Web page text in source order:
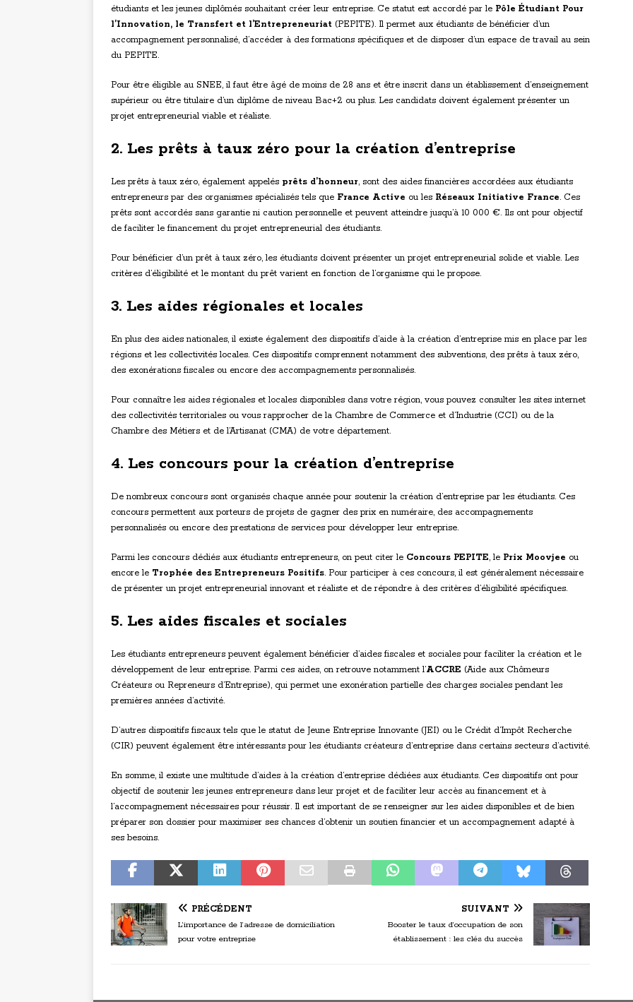
étudiants et les jeunes diplômés souhaitant créer leur entreprise. Ce statut est accordé par le Pôle Étudiant Pour
l’Innovation, le Transfert et l’Entrepreneuriat (PEPITE). Il permet aux étudiants de bénéficier d’un
accompagnement personnalisé, d’accéder à des formations spécifiques et de disposer d’un espace de travail au sein
du PEPITE.
Pour être éligible au SNEE, il faut être âgé de moins de 28 ans et être inscrit dans un établissement d’enseignement
supérieur ou être titulaire d’un diplôme de niveau Bac+2 ou plus. Les candidats doivent également présenter un
projet entrepreneurial viable et réaliste.
2. Les prêts à taux zéro pour la création d’entreprise
Les prêts à taux zéro, également appelés prêts d’honneur, sont des aides financières accordées aux étudiants
entrepreneurs par des organismes spécialisés tels que France Active ou les Réseaux Initiative France. Ces
prêts sont accordés sans garantie ni caution personnelle et peuvent atteindre jusqu’à 10 000 €. Ils ont pour objectif
de faciliter le financement du projet entrepreneurial des étudiants.
Pour bénéficier d’un prêt à taux zéro, les étudiants doivent présenter un projet entrepreneurial solide et viable. Les
critères d’éligibilité et le montant du prêt varient en fonction de l’organisme qui le propose.
3. Les aides régionales et locales
En plus des aides nationales, il existe également des dispositifs d’aide à la création d’entreprise mis en place par les
régions et les collectivités locales. Ces dispositifs comprennent notamment des subventions, des prêts à taux zéro,
des exonérations fiscales ou encore des accompagnements personnalisés.
Pour connaître les aides régionales et locales disponibles dans votre région, vous pouvez consulter les sites internet
des collectivités territoriales ou vous rapprocher de la Chambre de Commerce et d’Industrie (CCI) ou de la
Chambre des Métiers et de l’Artisanat (CMA) de votre département.
4. Les concours pour la création d’entreprise
De nombreux concours sont organisés chaque année pour soutenir la création d’entreprise par les étudiants. Ces
concours permettent aux porteurs de projets de gagner des prix en numéraire, des accompagnements
personnalisés ou encore des prestations de services pour développer leur entreprise.
Parmi les concours dédiés aux étudiants entrepreneurs, on peut citer le Concours PEPITE, le Prix Moovjee ou
encore le Trophée des Entrepreneurs Positifs. Pour participer à ces concours, il est généralement nécessaire
de présenter un projet entrepreneurial innovant et réaliste et de répondre à des critères d’éligibilité spécifiques.
5. Les aides fiscales et sociales
Les étudiants entrepreneurs peuvent également bénéficier d’aides fiscales et sociales pour faciliter la création et le
développement de leur entreprise. Parmi ces aides, on retrouve notamment l’ACCRE (Aide aux Chômeurs
Créateurs ou Repreneurs d’Entreprise), qui permet une exonération partielle des charges sociales pendant les
premières années d’activité.
D’autres dispositifs fiscaux tels que le statut de Jeune Entreprise Innovante (JEI) ou le Crédit d’Impôt Recherche
(CIR) peuvent également être intéressants pour les étudiants créateurs d’entreprise dans certains secteurs d’activité.
En somme, il existe une multitude d’aides à la création d’entreprise dédiées aux étudiants. Ces dispositifs ont pour
objectif de soutenir les jeunes entrepreneurs dans leur projet et de faciliter leur accès au financement et à
l’accompagnement nécessaires pour réussir. Il est important de se renseigner sur les aides disponibles et de bien
préparer son dossier pour maximiser ses chances d’obtenir un soutien financier et un accompagnement adapté à
ses besoins.
PRÉCÉDENT
L’importance de l’adresse de domiciliation
pour votre entreprise
SUIVANT
Booster le taux d’occupation de son
établissement : les clés du succès